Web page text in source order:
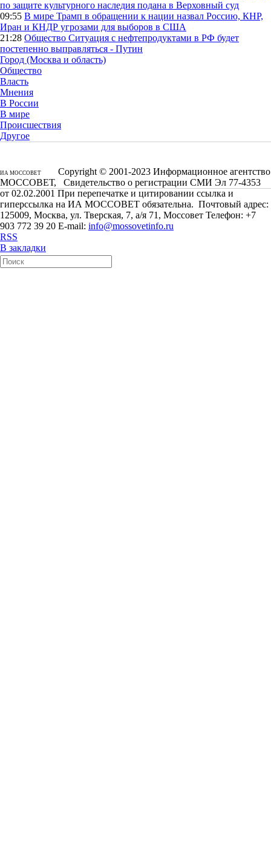
по защите культурного наследия подана в Верховный суд
09:55 В мире Трамп в обращении к нации назвал Россию, КНР,
Иран и КНДР угрозами для выборов в США
21:28 Общество Ситуация с нефтепродуктами в РФ будет
постепенно выправляться - Путин
Город (Москва и область)
Общество
Власть
Мнения
В России
В мире
Происшествия
Другое
ИА МОССОВЕТ
Copyright © 2001-2023 Информационное агентство
МОССОВЕТ, Свидетельство о регистрации СМИ Эл 77-4353
от 02.02.2001 При перепечатке и цитировании ссылка и
гиперссылка на ИА МОССОВЕТ обязательна. Почтовый адрес:
125009, Москва, ул. Тверская, 7, а/я 71, Моссовет Телефон: +7
903 772 39 20 E-mail: info@mossovetinfo.ru
RSS
В закладки